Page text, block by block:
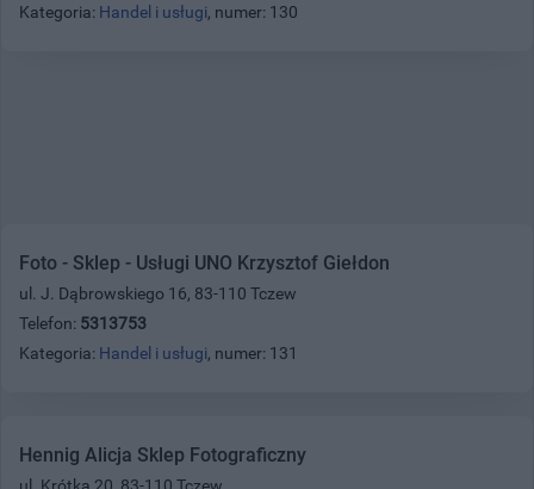
Kategoria: Handel i usługi, numer: 130
Foto - Sklep - Usługi UNO Krzysztof Giełdon
ul. J. Dąbrowskiego 16, 83-110 Tczew
Telefon: 5313753
Kategoria: Handel i usługi, numer: 131
Hennig Alicja Sklep Fotograficzny